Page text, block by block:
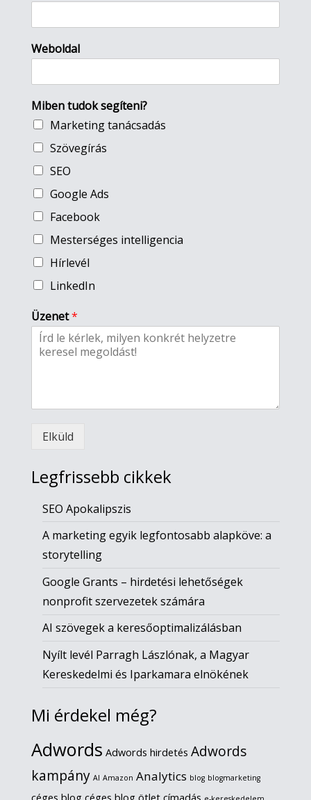
Weboldal
Miben tudok segíteni?
Marketing tanácsadás
Szövegírás
SEO
Google Ads
Facebook
Mesterséges intelligencia
Hírlevél
LinkedIn
Üzenet*
Elküld
Legfrissebb cikkek
SEO Apokalipszis
A marketing egyik legfontosabb alapköve: a
storytelling
Google Grants – hirdetési lehetőségek
nonprofit szervezetek számára
AI szövegek a keresőoptimalizálásban
Nyílt levél Parragh Lászlónak, a Magyar
Kereskedelmi és Iparkamara elnökének
Mi érdekel még?
Adwords Adwords hirdetés Adwords
kampány AI Amazon Analytics blog blogmarketing